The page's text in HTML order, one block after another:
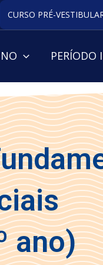
CURSO PRÉ-
PERÍODO
ano)